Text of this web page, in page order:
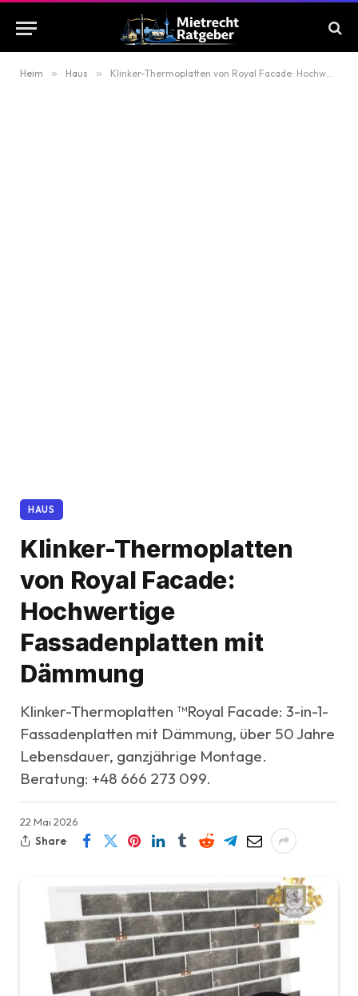
Heim » Haus » Klinker-Thermoplatten von Royal Facade: Hochwertige Fassadenplatten mit Dämmung
HAUS
Klinker-Thermoplatten
von Royal Facade:
Hochwertige
Fassadenplatten mit
Dämmung
Klinker-Thermoplatten ™Royal Facade: 3-in-1-
Fassadenplatten mit Dämmung, über 50 Jahre
Lebensdauer, ganzjährige Montage.
Beratung: +48 666 273 099.
22 Mai 2026
Share